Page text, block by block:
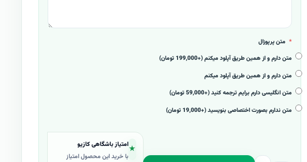
متن پرپوزال
متن دارم و از همین طریق آپلود میکنم (+199,000 تومان)
متن دارم و از همین طریق آپلود میکنم
متن انگلیسی دارم برایم ترجمه کنید (+59,000 تومان)
متن ندارم بصورت اختصاصی بنویسید (+19,000 تومان)
★امتیاز باشگاهی کازیو
با خرید این محصول امتیاز